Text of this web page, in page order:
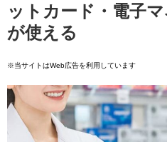
ットカード・電子
が使える
※当サイトはWeb広告を利用しています